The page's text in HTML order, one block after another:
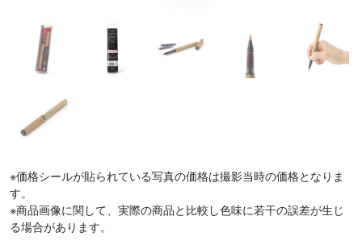
※価格シールが貼られている写真の価格は撮影当時の価格となりま
す。
※商品画像に関して、実際の商品と比較し色味に若干の誤差が生じ
る場合があります。